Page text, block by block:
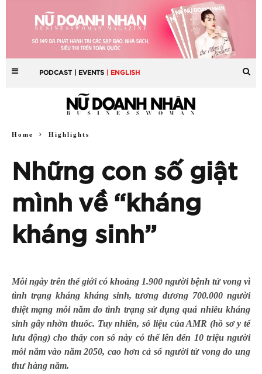
PODCAST | EVENTS | ENGLISH
Home Highlights
Những con số giật
mình về “kháng
kháng sinh”
Mỗi ngày trên thế giới có khoảng 1.900 người bệnh tử vong vì
tình trạng kháng kháng sinh, tương đương 700.000 người
thiệt mạng mỗi năm do tình trạng sử dụng quá nhiều kháng
sinh gây nhờn thuốc. Tuy nhiên, số liệu của AMR (hồ sơ y tế
lưu động) cho thấy con số này có thể lên đến 10 triệu người
mỗi năm vào năm 2050, cao hơn cả số người tử vong do ung
thư hàng năm.